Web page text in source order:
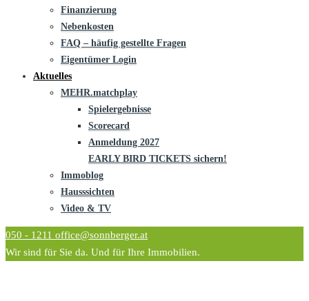
Finanzierung
Nebenkosten
FAQ – häufig gestellte Fragen
Eigentümer Login
Aktuelles
MEHR.matchplay
Spielergebnisse
Scorecard
Anmeldung 2027
EARLY BIRD TICKETS sichern!
Immoblog
Hausssichten
Video & TV
050 - 1211 office@sonnberger.at
Wir sind für Sie da. Und für Ihre Immobilien.